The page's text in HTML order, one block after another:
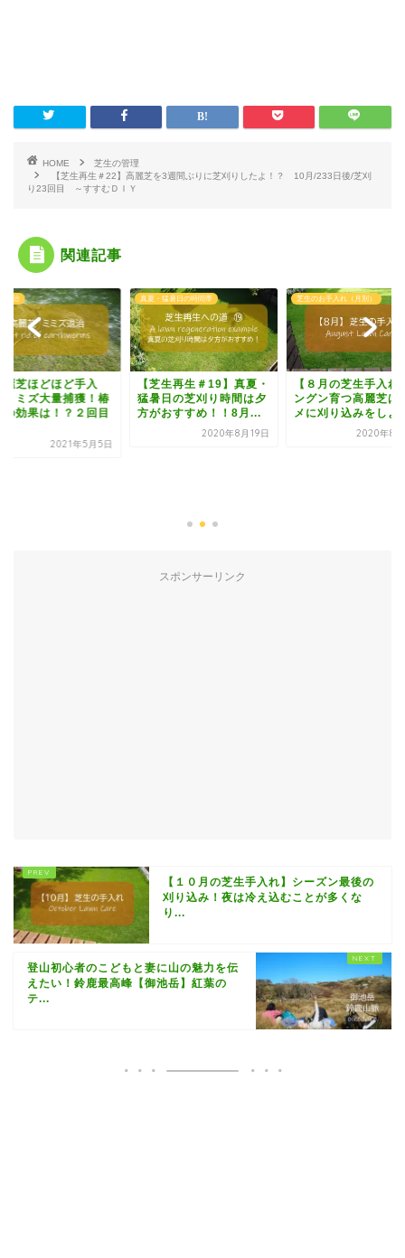
HOME
芝生の管理
【芝生再生＃22】高麗芝を3週間ぶりに芝刈りしたよ！？ 10月/233日後/芝刈
り23回目 ～すすむＤＩＹ
関連記事
退治
麗芝ほどほど手入
ミミズ大量捕獲！椿
の効果は！？２回目
2021年5月5日
真夏・猛暑日の時間帯
【芝生再生＃19】真夏・
猛暑日の芝刈り時間は夕
方がおすすめ！！8月...
2020年8月19日
芝生のお手入れ（月別）
【８月の芝生手入れ
ングン育つ高麗芝は
メに刈り込みをしよ
2020年8
スポンサーリンク
【１０月の芝生手入れ】シーズン最後の
刈り込み！夜は冷え込むことが多くな
り...
登山初心者のこどもと妻に山の魅力を伝
えたい！鈴鹿最高峰【御池岳】紅葉の
テ...